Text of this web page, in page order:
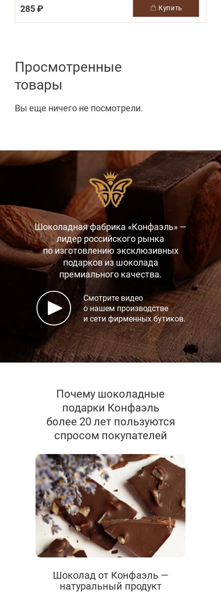
285 ₽ купить
Просмотренные
товары
Вы еще ничего не посмотрели.
Шоколадная фабрика «Конфаэль» —
лидер российского рынка
по изготовлению эксклюзивных
подарков из шоколада
премиального качества.
Смотрите видео
о нашем производстве
и сети фирменных бутиков.
Почему шоколадные
подарки Конфаэль
более 20 лет пользуются
спросом покупателей
Шоколад от Конфаэль —
натуральный продукт